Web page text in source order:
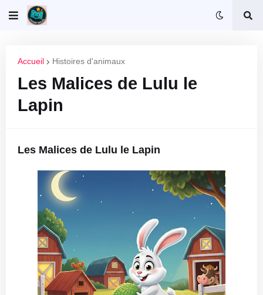
Accueil Histoires d'animaux
Les Malices de Lulu le
Lapin
Les Malices de Lulu le Lapin